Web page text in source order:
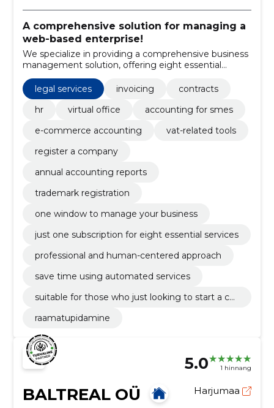
A comprehensive solution for managing a
web-based enterprise!
We specialize in providing a comprehensive business
management solution, offering eight essential
legal services
invoicing
contracts
hr
virtual office
accounting for smes
e-commerce accounting
vat-related tools
register a company
annual accounting reports
trademark registration
one window to manage your business
just one subscription for eight essential services
professional and human-centered approach
save time using automated services
suitable for those who just looking to start a co
raamatupidamine
5.0 1 hinnang
BALTREAL OÜ Harjumaa